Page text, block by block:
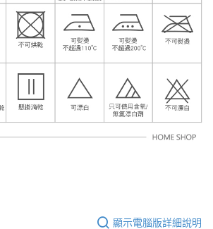
顯示電腦版詳細說明